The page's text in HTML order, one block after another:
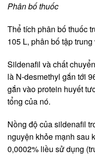
Phân bố thuốc
Thể tích phân bố thuốc
105 L, phân bố tập
Sildenafil và chất
là N-desmethyl gắn tới
gắn vào protein huyết
tổng của nó.
Nồng độ của sildenafil
nguyện khỏe mạnh sau
0,0002% liều sử dụng